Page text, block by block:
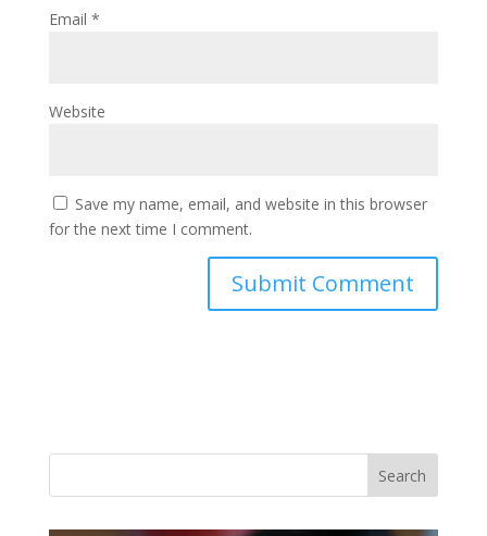
Email *
Website
Save my name, email, and website in this browser
for the next time I comment.